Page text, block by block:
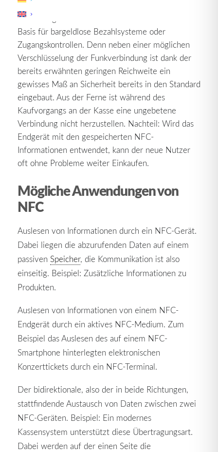
Dafür steht die Sicherheit bei dieser Technik klar
im Vordergrund. Und dies macht NFC zur idealen
Basis für bargeldlose Bezahlsysteme oder
Zugangskontrollen. Denn neben einer möglichen
Verschlüsselung der Funkverbindung ist dank der
bereits erwähnten geringen Reichweite ein
gewisses Maß an Sicherheit bereits in den Standard
eingebaut. Aus der Ferne ist während des
Kaufvorgangs an der Kasse eine ungebetene
Verbindung nicht herzustellen. Nachteil: Wird das
Endgerät mit den gespeicherten NFC-
Informationen entwendet, kann der neue Nutzer
oft ohne Probleme weiter Einkaufen.
Mögliche Anwendungen von
NFC
Auslesen von Informationen durch ein NFC-Gerät.
Dabei liegen die abzurufenden Daten auf einem
passiven Speicher, die Kommunikation ist also
einseitig. Beispiel: Zusätzliche Informationen zu
Produkten.
Auslesen von Informationen von einem NFC-
Endgerät durch ein aktives NFC-Medium. Zum
Beispiel das Auslesen des auf einem NFC-
Smartphone hinterlegten elektronischen
Konzerttickets durch ein NFC-Terminal.
Der bidirektionale, also der in beide Richtungen,
stattfindende Austausch von Daten zwischen zwei
NFC-Geräten. Beispiel: Ein modernes
Kassensystem unterstützt diese Übertragungsart.
Dabei werden auf der einen Seite die